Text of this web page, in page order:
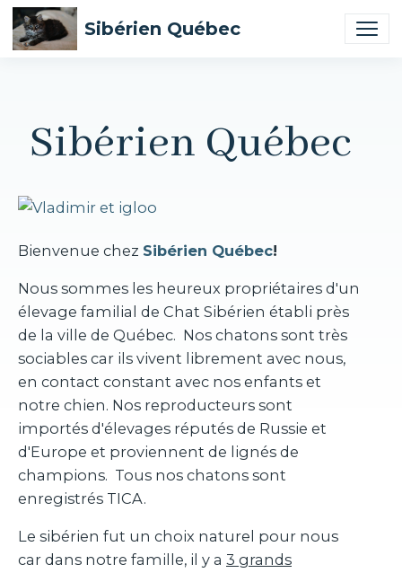
Sibérien Québec
Sibérien Québec
Bienvenue chez Sibérien Québec!
Nous sommes les heureux propriétaires d'un
élevage familial de Chat Sibérien établi près
de la ville de Québec. Nos chatons sont très
sociables car ils vivent librement avec nous,
en contact constant avec nos enfants et
notre chien. Nos reproducteurs sont
importés d'élevages réputés de Russie et
d'Europe et proviennent de lignés de
champions. Tous nos chatons sont
enregistrés TICA.
Le sibérien fut un choix naturel pour nous
car dans notre famille, il y a 3 grands